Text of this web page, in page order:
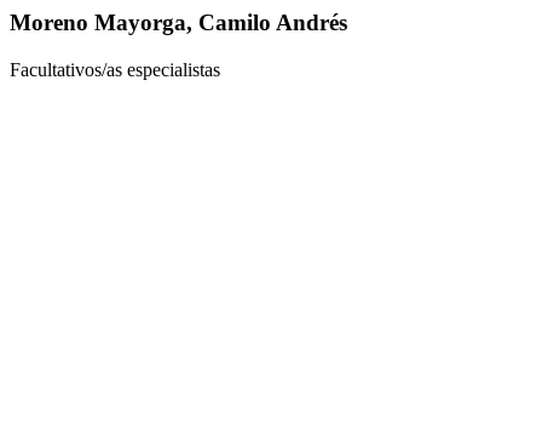
Moreno Mayorga, Camilo Andrés
Facultativos/as especialistas